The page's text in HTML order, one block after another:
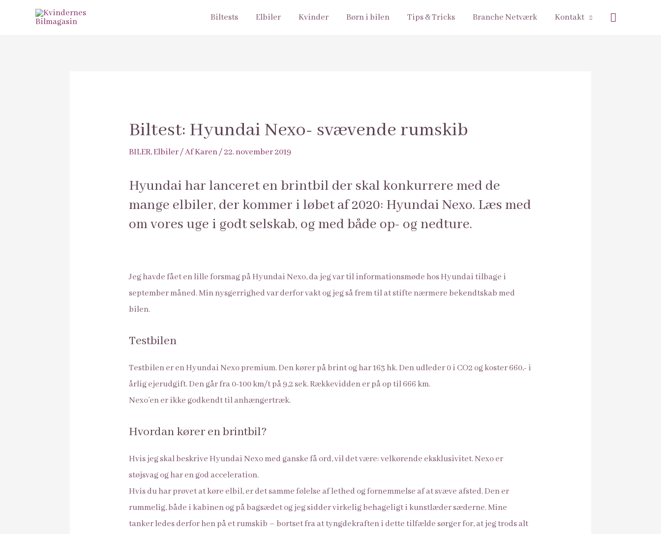
Biltests Elbiler Kvinder Børn i bilen Tips & Tricks Branche Netværk Kontakt Søg
Biltest: Hyundai Nexo- svævende rumskib
BILER,Elbiler/ AfKaren/22. november 2019
Hyundai har lanceret en brintbil der skal konkurrere med de
mange elbiler, der kommer i løbet af 2020: Hyundai Nexo. Læs med
om vores uge i godt selskab, og med både op- og nedture.
Jeg havde fået en lille forsmag på Hyundai Nexo, da jeg var til informationsmøde hos Hyundai tilbage i
september måned. Min nysgerrighed var derfor vakt og jeg så frem til at stifte nærmere bekendtskab med
bilen.
Testbilen
Testbilen er en Hyundai Nexo premium. Den kører på brint og har 163 hk. Den udleder 0 i CO2 og koster 660,- i
årlig ejerudgift. Den går fra 0-100 km/t på 9,2 sek. Rækkevidden er på op til 666 km.
Nexo’en er ikke godkendt til anhængertræk.
Hvordan kører en brintbil?
Hvis jeg skal beskrive Hyundai Nexo med ganske få ord, vil det være: velkørende eksklusivitet. Nexo er
støjsvag og har en god acceleration.
Hvis du har prøvet at køre elbil, er det samme følelse af lethed og fornemmelse af at svæve afsted. Den er
rummelig, både i kabinen og på bagsædet og jeg sidder virkelig behageligt i kunstlæder sæderne. Mine
tanker ledes derfor hen på et rumskib – bortset fra at tyngdekraften i dette tilfælde sørger for, at jeg trods alt